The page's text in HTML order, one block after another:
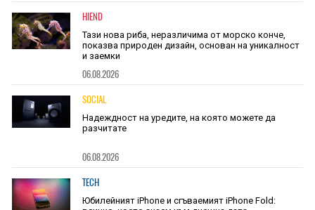
HIEND
Тази нова риба, неразличима от морско конче,
показва природен дизайн, основан на уникалност
и заемки
06.08.2026
SOCIAL
Надеждност на уредите, на която можете да
разчитате
06.08.2026
TECH
Юбилейният iPhone и сгъваемият iPhone Fold: